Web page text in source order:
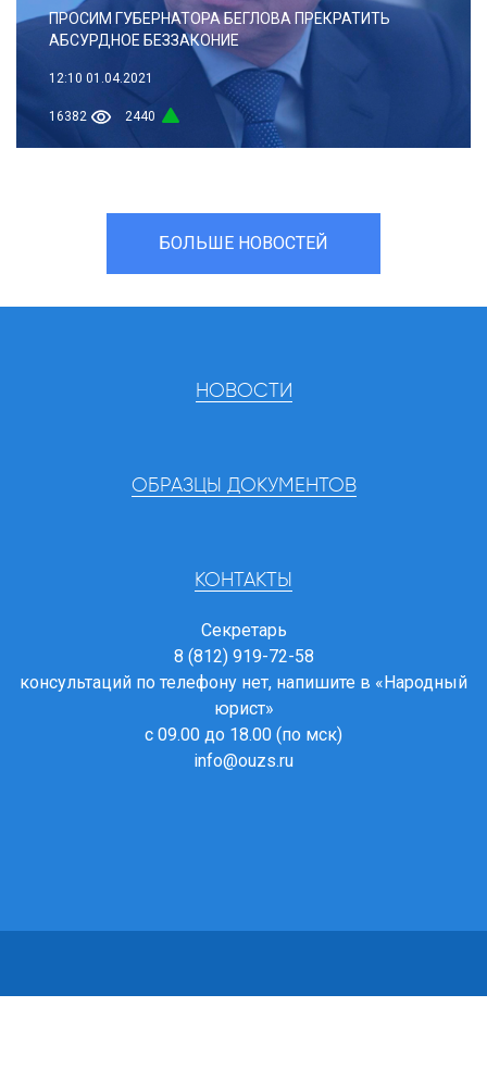
ПРОСИМ ГУБЕРНАТОРА БЕГЛОВА ПРЕКРАТИТЬ
АБСУРДНОЕ БЕЗЗАКОНИЕ
12:10 01.04.2021
16382 2440
БОЛЬШЕ НОВОСТЕЙ
НОВОСТИ
ОБРАЗЦЫ ДОКУМЕНТОВ
КОНТАКТЫ
Секретарь
8 (812) 919-72-58
консультаций по телефону нет, напишите в «Народный
юрист»
с 09.00 до 18.00 (по мск)
info@ouzs.ru